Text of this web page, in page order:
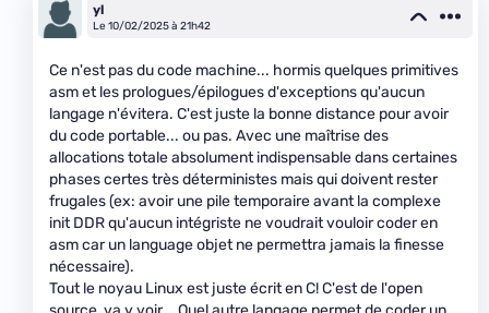
yl
Le 10/02/2025 à 21h42
Ce n'est pas du code machine... hormis quelques primitives
asm et les prologues/épilogues d'exceptions qu'aucun
langage n'évitera. C'est juste la bonne distance pour avoir
du code portable... ou pas. Avec une maîtrise des
allocations totale absolument indispensable dans certaines
phases certes très déterministes mais qui doivent rester
frugales (ex: avoir une pile temporaire avant la complexe
init DDR qu'aucun intégriste ne voudrait vouloir coder en
asm car un language objet ne permettra jamais la finesse
nécessaire).
Tout le noyau Linux est juste écrit en C! C'est de l'open